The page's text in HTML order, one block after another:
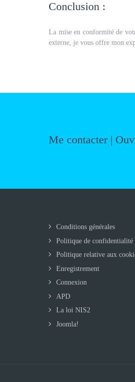
Conclusion :
La mise en conformité de
externe, je vous offre mon
Me contacter |
Conditions générales
Politique de confidentialité
Politique relative aux
Enregistrement
Connexion
APD
La loi NIS2
Joomla!